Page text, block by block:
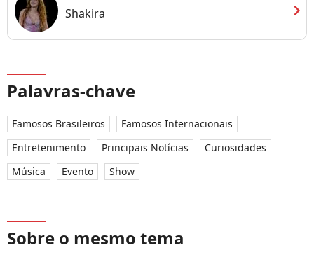
Shakira chevron_right
Palavras-chave
Famosos Brasileiros
Famosos Internacionais
Entretenimento
Principais Notícias
Curiosidades
Música
Evento Show
Sobre o mesmo tema